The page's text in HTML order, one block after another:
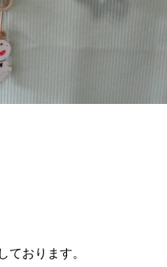
ております。